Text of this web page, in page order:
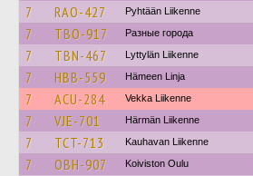
7 RAO-427 Pyhtään Liikenne
7 TBO-917 Разные города
7 TBN-467 Lyttylän Liikenne
7 HBB-559 Hämeen Linja
7 ACU-284 Vekka Liikenne
7 VJE-701 Härmän Liikenne
7 TCT-713 Kauhavan Liikenne
7 OBH-907 Koiviston Oulu